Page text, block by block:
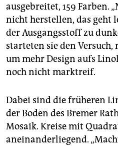
ausgebreitet, 159 Farben.
nicht herstellen, das geht
der Ausgangsstoff zu
starteten sie den
um mehr Design aufs
noch nicht marktreif.
Dabei sind die früheren
der Boden des Bremer
Mosaik. Kreise mit
aneinanderliegend.